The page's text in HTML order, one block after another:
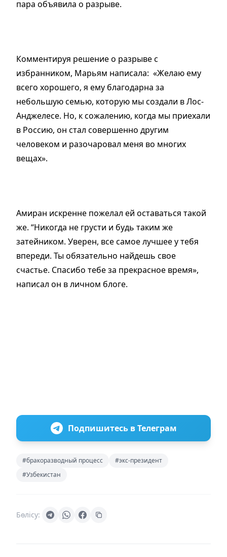
пара объявила о разрыве.
Комментируя решение о разрыве с
избранником, Марьям написала: «Желаю ему
всего хорошего, я ему благодарна за
небольшую семью, которую мы создали в Лос-
Анджелесе. Но, к сожалению, когда мы приехали
в Россию, он стал совершенно другим
человеком и разочаровал меня во многих
вещах».
Амиран искренне пожелал ей оставаться такой
же. “Никогда не грусти и будь таким же
затейником. Уверен, все самое лучшее у тебя
впереди. Ты обязательно найдешь свое
счастье. Спасибо тебе за прекрасное время»,
написал он в личном блоге.
Подпишитесь в Телеграм
#бракоразводный процесс
#экс-президент
#Узбекистан
Бөлісу: